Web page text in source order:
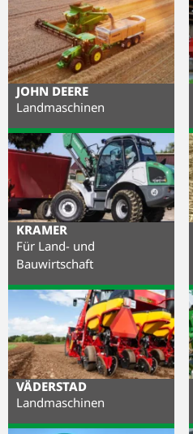
JOHN DEERE
Landmaschinen
KRAMER
Für Land- und
Bauwirtschaft
VÄDERSTAD
Landmaschinen